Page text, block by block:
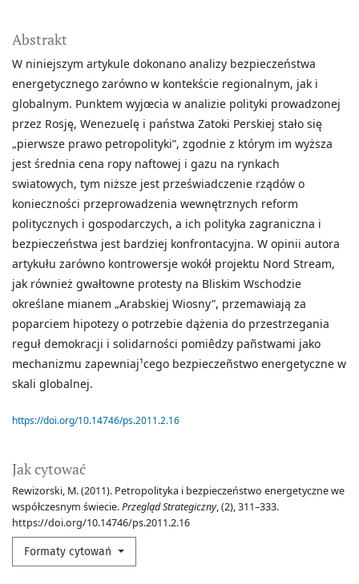
Jak cytować
Rewizorski, M. (2011). Petropolityka i bezpieczeństwo energetyczne we
współczesnym świecie.Przegląd Strategiczny, (2), 311–333.
https://doi.org/10.14746/ps.2011.2.16
Formaty cytowań
Abstrakt
W niniejszym artykule dokonano analizy bezpieczeństwa
energetycznego zarówno w kontekście regionalnym, jak i
globalnym. Punktem wyjœcia w analizie polityki prowadzonej
przez Rosję, Wenezuelę i państwa Zatoki Perskiej stało się
„pierwsze prawo petropolityki”, zgodnie z którym im wyższa
jest średnia cena ropy naftowej i gazu na rynkach
swiatowych, tym niższe jest przeświadczenie rządów o
konieczności przeprowadzenia wewnętrznych reform
politycznych i gospodarczych, a ich polityka zagraniczna i
bezpieczeństwa jest bardziej konfrontacyjna. W opinii autora
artykułu zarówno kontrowersje wokół projektu Nord Stream,
jak również gwałtowne protesty na Bliskim Wschodzie
określane mianem „Arabskiej Wiosny”, przemawiają za
poparciem hipotezy o potrzebie dążenia do przestrzegania
reguł demokracji i solidarności pomiêdzy pañstwami jako
mechanizmu zapewniaj¹cego bezpieczeñstwo energetyczne w
skali globalnej.
https://doi.org/10.14746/ps.2011.2.16